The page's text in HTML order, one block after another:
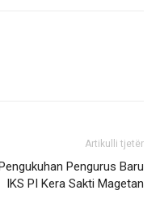
Artikulli tjetër
Pengurus Baru
IKS PI Kera Sakti Magetan